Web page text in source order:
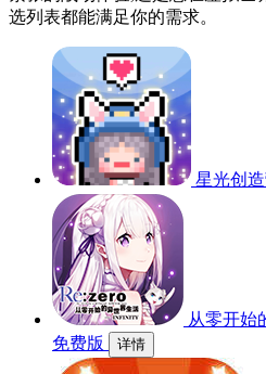
选列表都能满足你的需求。
星光创
从零开始
免费版
详情